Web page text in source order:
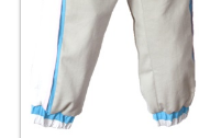
XXXXL
XXXXXXL
28(рост98-104)